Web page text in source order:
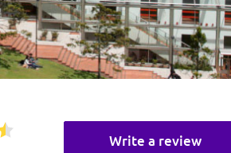
Write a review